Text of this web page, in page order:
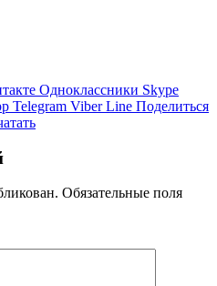
Одноклассники Skype
Telegram Viber Line Поделиться
Обязательные поля